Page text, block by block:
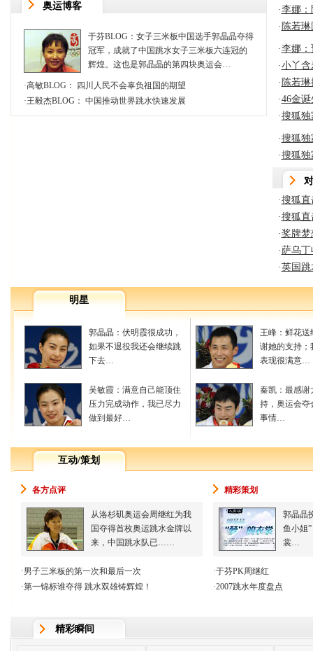
奥运博客
于芬BLOG：女子三米板中国选手郭晶晶夺得
冠军，成就了中国跳水女子三米板六连冠的
辉煌。这也是郭晶晶的第四块奥运会…
·高敏BLOG：
四川人民不会辜负祖国的期望
·王毅杰BLOG： 中国推动世界跳水快速发展
·李娜：
· 陈若
·李娜：
·小丫含
· 陈若
·46金
·搜狐独
·搜狐独
·搜狐独
·搜狐直
·搜狐直
·奖牌梦
·萨乌丁
·英国跳
明星
郭晶晶：伏明霞很成功，
如果不退役我还会继续跳
下去…
吴敏霞：满意自己能顶住
压力完成动作，我已尽力
做到最好…
王峰：鲜花送
谢她的支持；
表现很满意…
秦凯：最感谢
持，奥运会夺
事情…
互动/策划
各方点评
从洛杉矶奥运会周继红为我
国夺得首枚奥运跳水金牌以
来，中国跳水队已……
·男子三米板的第一次和最后一次
·第一锦标谁夺得 跳水双雄铸辉煌！
精彩策划
郭晶晶
鱼小姐
裳…
·于芬PK周继红
·2007跳水年度盘点
精彩瞬间